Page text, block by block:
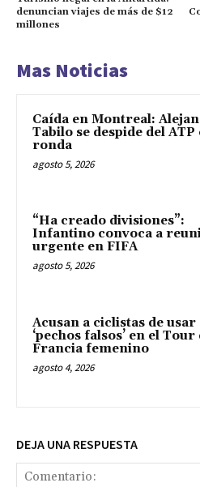
denuncian viajes de más de $12
millones
Mas Noticias
Caída en Montreal:
Tabilo se despide del ATP
ronda
agosto 5, 2026
“Ha creado divisiones”:
Infantino convoca a
urgente en FIFA
agosto 5, 2026
Acusan a ciclistas de usar
‘pechos falsos’ en el Tour
Francia femenino
agosto 4, 2026
DEJA UNA RESPUESTA